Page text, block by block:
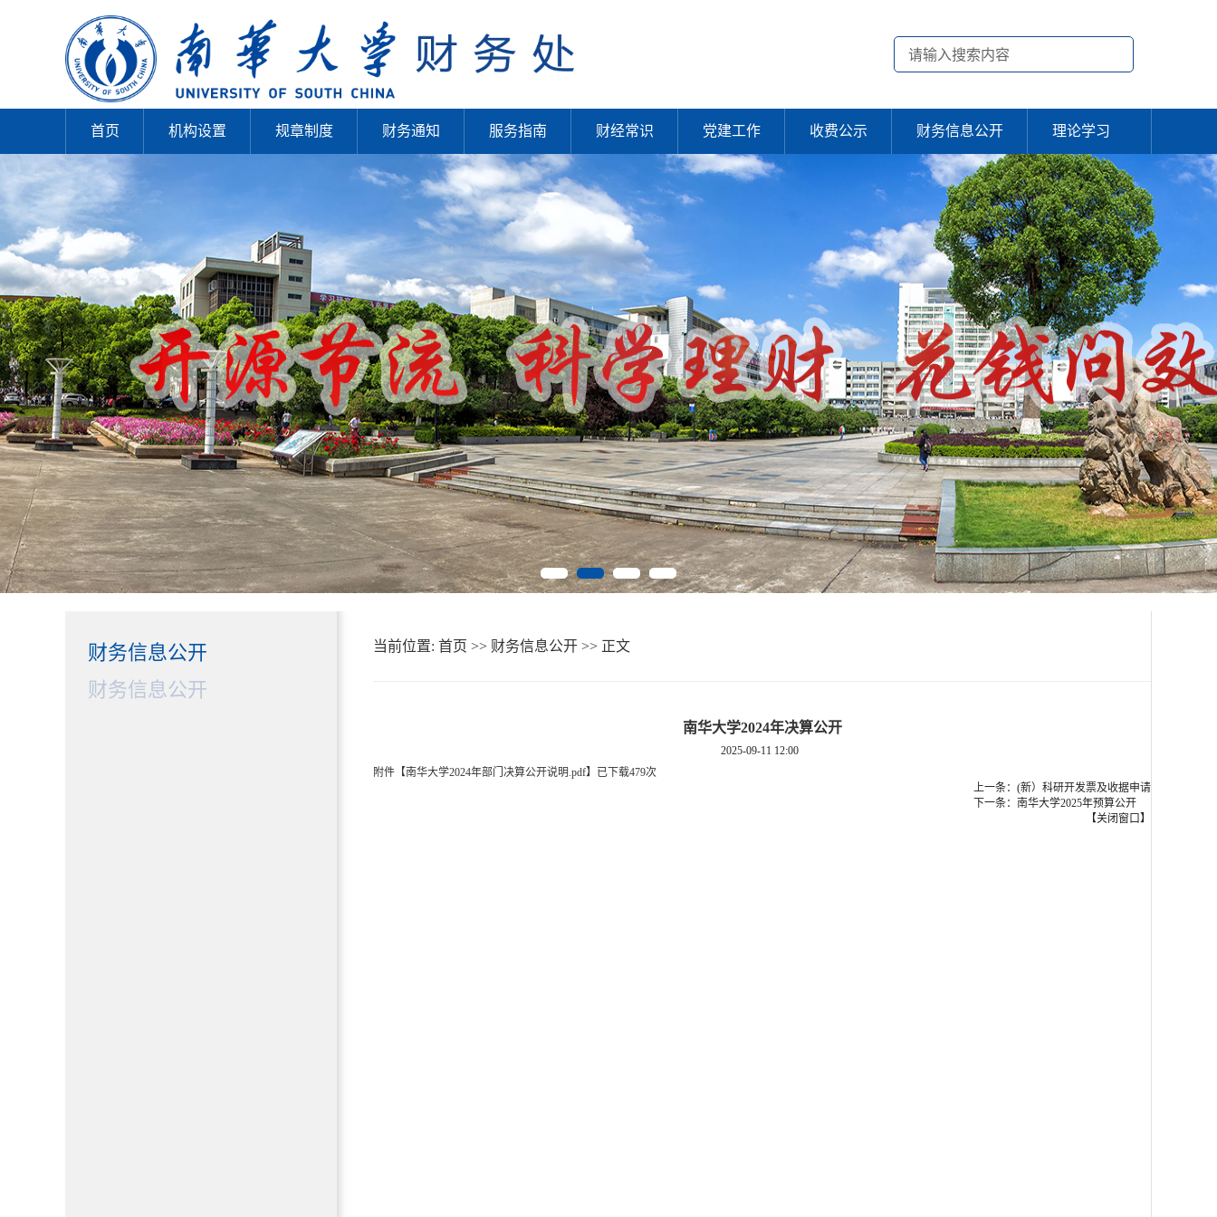
首页 机构设置 规章制度 财务通知 服务指南 财经常识 党建工作 收费公示 财务信息公开 理论学习
财务信息公开
财务信息公开
当前位置: 首页 >> 财务信息公开 >> 正文
南华大学2024年决算公开
2025-09-11 12:00
附件【南华大学2024年部门决算公开说明.pdf】 已下载479次
上一条：(新）科研开发票及收据申请
下一条：南华大学2025年预算公开
【关闭窗口】